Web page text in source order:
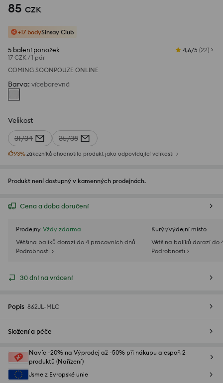
85 CZK
+17 bodySinsay Club
5 balení ponožek
17 CZK /1 pár
4,6/5 (22)
COMING SOONPOUZE ONLINE
Barva: vícebarevná
Velikost
31/34
35/38
93%zákazníků ohodnotilo produkt jako odpovídající velikosti
Produkt není dostupný v kamenných prodejnách.
Cena a doba doručení
Prodejny Vždy zdarma
Většina balíků dorazí do 4 pracovních dnů
Podrobnosti >
Kurýr/výdejní místo
Většina balíků dorazí do
Podrobnosti >
30 dní na vrácení
Popis 862JL-MLC
Složení a péče
Navíc -20% na Výprodej až -50% při nákupu alespoň 2
produktů (Nařízení)
Jsme z Evropské unie